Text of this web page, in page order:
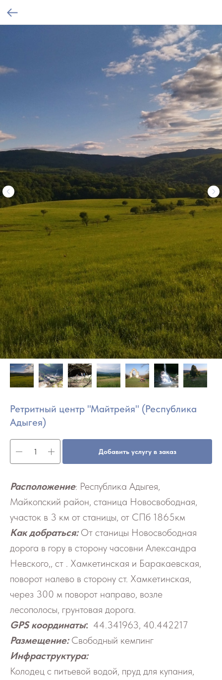
Ретритный центр "Майтрейя" (Республика
Адыгея)
Добавить услугу в заказ
Расположение: Республика Адыгея,
Майкопский район, станица Новосвободная,
участок в 3 км от станицы, от СПб 1865км
Как добраться: От станицы Новосвободная
дорога в гору в сторону часовни Александра
Невского,, ст . Хамкетинская и Баракаевская,
поворот налево в сторону ст. Хамкетинская,
через 300 м поворот направо, возле
лесополосы, грунтовая дорога.
GPS координаты: 44.341963, 40.442217
Размещение: Свободный кемпинг
Инфраструктура:
Колодец с питьевой водой, пруд для купания,